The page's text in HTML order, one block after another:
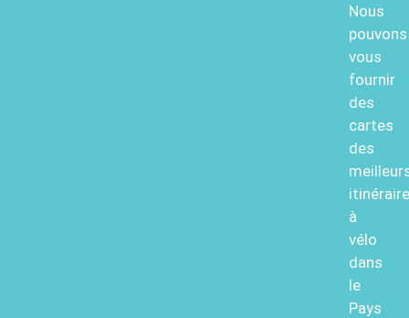
Nous
pouvons
vous
fournir
des
cartes
des
à
vélo
dans
le
Pays